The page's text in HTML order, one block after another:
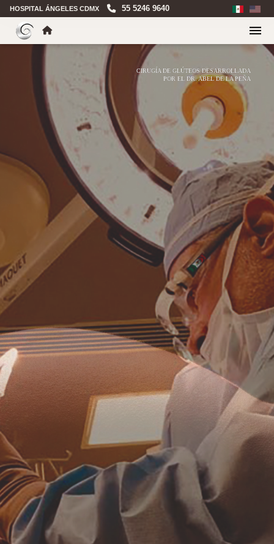
HOSPITAL ÁNGELES CDMX 55 5246 9640
CIRUGÍA DE GLÚTEOS DESARROLLADA
POR EL DR. ABEL DE LA PEÑA